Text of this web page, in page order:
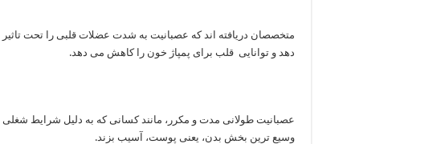
متخصصان دریافته اند که عصبانیت به شدت عضلات قلبی را تحت
دهد و توانایی قلب برای پمپاژ خون را کاهش می دهد.
عصبانیت طولانی مدت و مکرر، مانند کسانی که به دلیل شرایط
وسیع ترین بخش بدن، یعنی پوست، آسیب بزند.